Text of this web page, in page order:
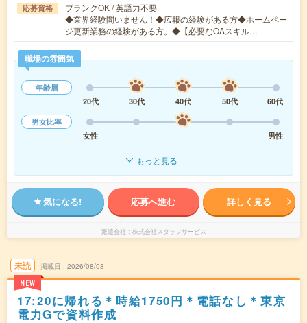
応募資格
ブランクOK / 英語力不要
◆業界経験問いません！◆広報の経験がある方◆ホームペー
ジ更新業務の経験がある方。◆【必要なOAスキル…
職場の雰囲気
年齢層
20代
30代 40代 50代
60代
男女比率
女性
男性
もっと見る
気になる! 応募へ進む 詳しく見る
派遣会社 株式会社スタッフサービス
未読
NEW
掲載日 2026/08/08
17:20に帰れる＊時給1750円＊電話なし＊東京
電力Gで資料作成